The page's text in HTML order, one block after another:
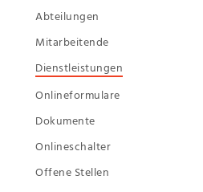
Abteilungen
Mitarbeitende
Dienstleistungen
Onlineformulare
Dokumente
Onlineschalter
Offene Stellen